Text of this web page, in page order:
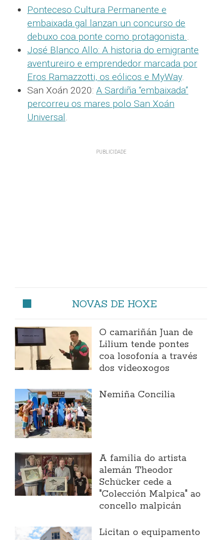
Ponteceso Cultura Permanente e
embaixada.gal lanzan un concurso de
debuxo coa ponte como protagonista..
José Blanco Allo: A historia do emigrante
aventureiro e emprendedor marcada por
Eros Ramazzotti, os eólicos e MyWay.
San Xoán 2020: A Sardiña “embaixada”
percorreu os mares polo San Xoán
Universal.
NOVAS DE HOXE
O camariñán Juan de
Lilium tende pontes
coa losofonía a través
dos videoxogos
Nemiña Concilia
A familia do artista
alemán Theodor
Schücker cede a
"Colección Malpica" ao
concello malpicán
Licitan o equipamento